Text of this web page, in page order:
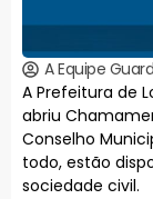
A Equipe
A Prefeitura de
abriu
Conselho
todo, estão
sociedade civil.